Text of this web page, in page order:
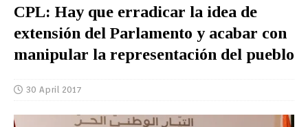
CPL: Hay que erradicar la idea de
extensión del Parlamento y acabar con
manipular la representación del pueblo
30 April 2017